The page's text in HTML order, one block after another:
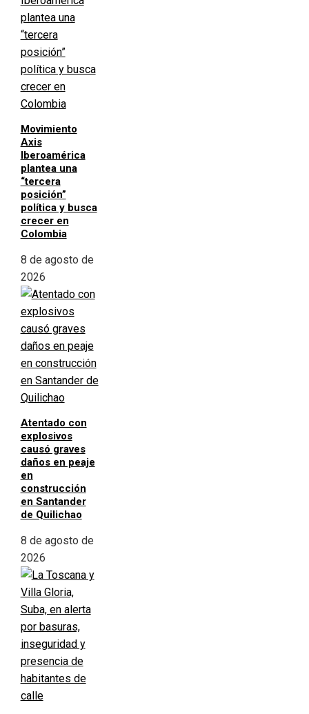
Movimiento
Axis
Iberoamérica
plantea una
“tercera
posición”
política y busca
crecer en
Colombia
8 de agosto de
2026
Atentado con
explosivos
causó graves
daños en peaje
en
construcción
en Santander
de Quilichao
8 de agosto de
2026